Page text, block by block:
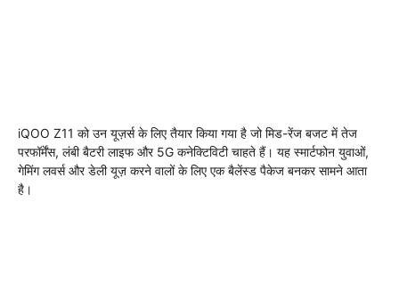
iQOO Z11 को उन यूज़र्स के लिए तैयार किया गया है जो मिड-रेंज बजट में तेज
परफॉर्मेंस, लंबी बैटरी लाइफ और 5G कनेक्टिविटी चाहते हैं। यह स्मार्टफोन युवाओं,
गेमिंग लवर्स और डेली यूज़ करने वालों के लिए एक बैलेंस्ड पैकेज बनकर सामने आता
है।